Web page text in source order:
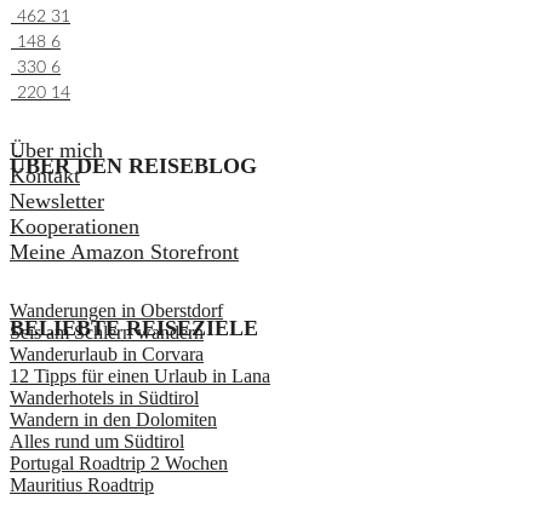
462 31
148 6
330 6
220 14
ÜBER DEN REISEBLOG
Über mich
Kontakt
Newsletter
Kooperationen
Meine Amazon Storefront
BELIEBTE REISEZIELE
Wanderungen in Oberstdorf
Seis am Schlern wandern
Wanderurlaub in Corvara
12 Tipps für einen Urlaub in Lana
Wanderhotels in Südtirol
Wandern in den Dolomiten
Alles rund um Südtirol
Portugal Roadtrip 2 Wochen
Mauritius Roadtrip